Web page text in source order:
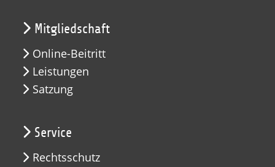
Mitgliedschaft
Online-Beitritt
Leistungen
Satzung
Service
Rechtsschutz